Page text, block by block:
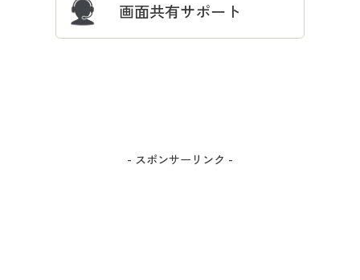
画面共有サポート
- スポンサーリンク -